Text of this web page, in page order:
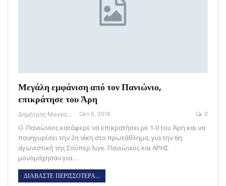
Μεγάλη εμφάνιση από τον Πανιώνιο,
επικράτησε του Άρη
Δημήτρης Μαγγανάρης Οκτ 6, 2018 0
Ο Πανιώνιος κατάφερε να επικρατήσει με 1-0 του Άρη και να
πανηγυρίσει την 2η νίκη στο πρωτάθλημα, για την 6η
αγωνιστική της Σούπερ λιγκ. Πανιώνιος και ΑΡΗΣ
μονομάχησαν για…
ΔΙΑΒΑΣΤΕ ΠΕΡΙΣΣΟΤΕΡΑ...